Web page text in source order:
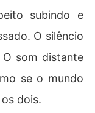
subindo e
O silêncio
som distante
se o mundo
dois.